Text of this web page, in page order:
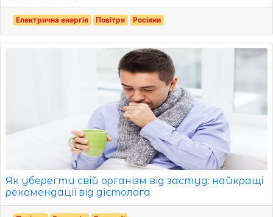
Електрична енергія Повітря Росіяни
Як уберегти свій організм від застуд: найкращі
рекомендації від дієтолога